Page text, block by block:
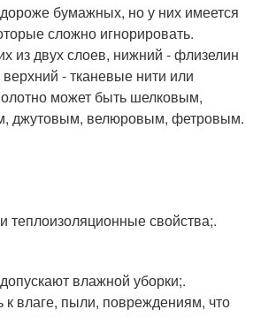
бумажных, но у них имеется
сложно игнорировать.
из двух слоев, нижний - флизелин
- тканевые нити или
может быть шелковым,
джутовым, велюровым, фетровым.
теплоизоляционные свойства;.
влажной уборки;.
к влаге, пыли, повреждениям, что